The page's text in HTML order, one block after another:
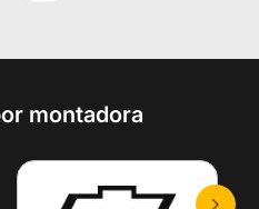
montadora